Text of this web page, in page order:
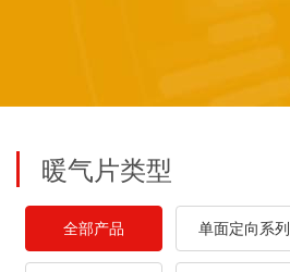
暖气片类型
全部产品 单面定向系列